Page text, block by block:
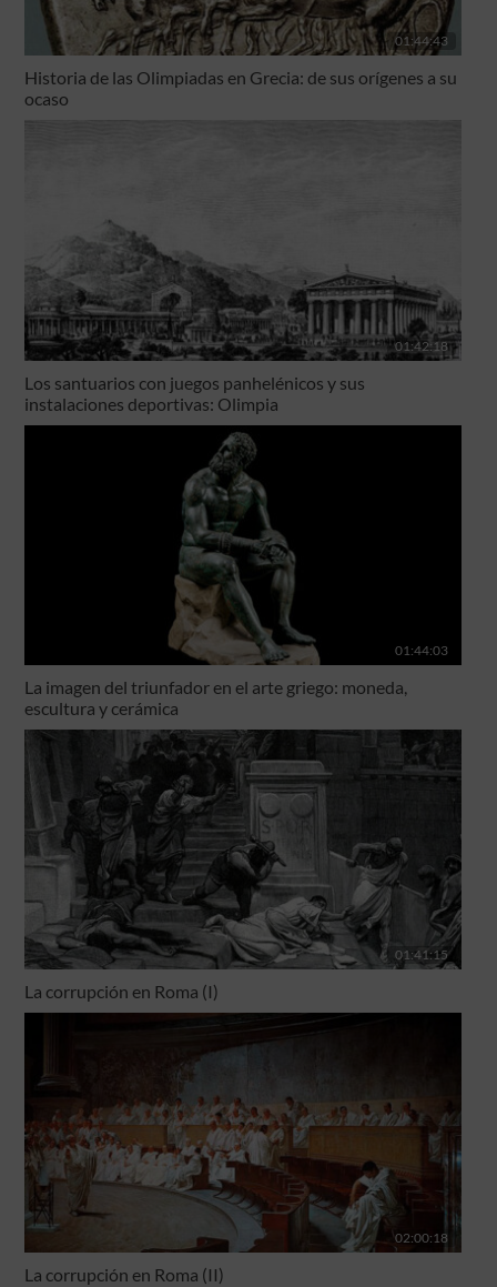
01:44:43
Historia de las Olimpiadas en Grecia: de sus orígenes a su
ocaso
01:42:18
Los santuarios con juegos panhelénicos y sus
instalaciones deportivas: Olimpia
01:44:03
La imagen del triunfador en el arte griego: moneda,
escultura y cerámica
01:41:15
La corrupción en Roma (I)
02:00:18
La corrupción en Roma (II)